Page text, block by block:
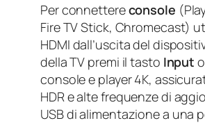
Per connettereconsole
Fire TV Stick, Chromecast)
HDMI dall’uscita del
della TV premi il tasto Input o
console e player 4K,
HDR e alte frequenze di
USB di alimentazione a una